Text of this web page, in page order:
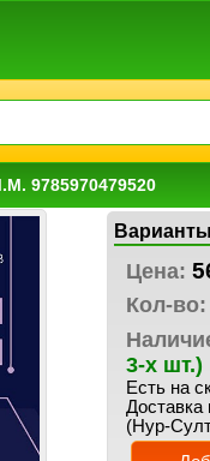
9785970479520
Цена:
Кол-во:
3-х шт.)
Есть на
Доставка
(Нур-